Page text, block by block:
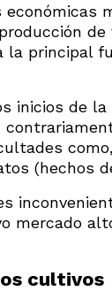
la principal
inicios de
(hechos
mercado
cultivos